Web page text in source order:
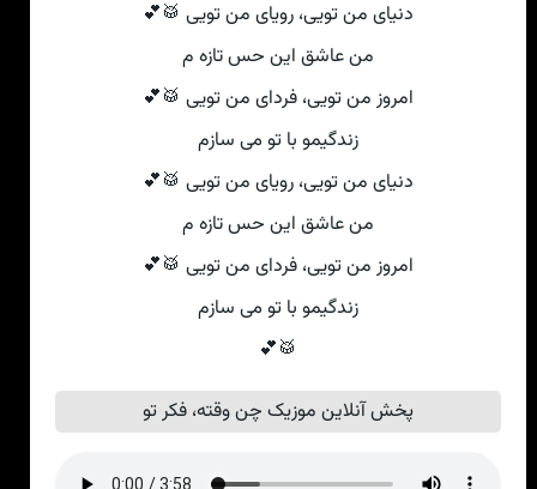
دنیای من تویی، رویای من تویی 🥁💕
من عاشق این حس تازه م
امروز من تویی، فردای من تویی 🥁💕
زندگیمو با تو می سازم
دنیای من تویی، رویای من تویی 🥁💕
من عاشق این حس تازه م
امروز من تویی، فردای من تویی 🥁💕
زندگیمو با تو می سازم
🥁💕
پخش آنلاین موزیک چن وقته، فکر تو